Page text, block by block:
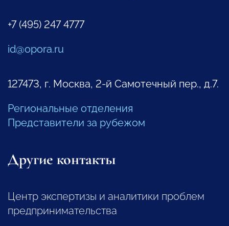
+7 (495) 247 4777
id@opora.ru
127473, г. Москва, 2-й Самотечный пер., д.7.
Региональные отделения
Представители за рубежом
Другие контакты
Центр экспертизы и аналитики проблем
предпринимательства